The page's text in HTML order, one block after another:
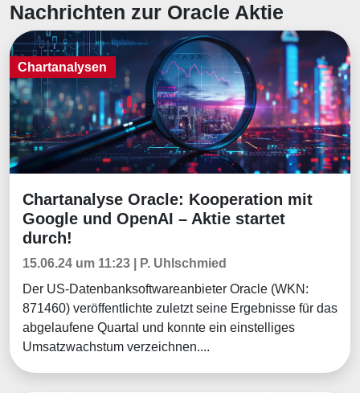
Nachrichten zur Oracle Aktie
Chartanalysen
Chartanalysen
Chartanalyse Oracle: Kooperation mit
Google und OpenAI – Aktie startet
durch!
15.06.24 um 11:23 | P. Uhlschmied
Der US-Datenbanksoftwareanbieter Oracle (WKN:
871460) veröffentlichte zuletzt seine Ergebnisse für das
abgelaufene Quartal und konnte ein einstelliges
Umsatzwachstum verzeichnen....